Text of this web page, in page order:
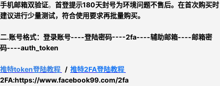
手机邮箱双验证。 首登提示180天封号为环境问题不售后。 在首次购买时
建议进行少量测试，符合使用要求再批量购买。
二.账号格式： 登录账号----登陆密码----2fa----辅助邮箱----邮箱密
码----auth_token
推特token登陆教程 / 推特2FA登陆教程
2FA:https://www.facebook99.com/2fa